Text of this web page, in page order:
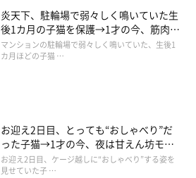
炎天下、駐輪場で弱々しく鳴いていた生
後1カ月の子猫を保護→1才の今、筋肉質
でツンデレなコに成長
マンションの駐輪場で弱々しく鳴いていた、生後1
カ月ほどの子猫 …
お迎え2日目、とっても“おしゃべり”だ
った子猫→1才の今、夜は甘えん坊モー
ドになるコに成長！
お迎え2日目、ケージ越しに“おしゃべり”する姿を
見せていた子 …